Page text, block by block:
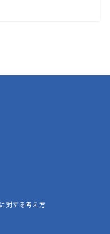
対する考え方